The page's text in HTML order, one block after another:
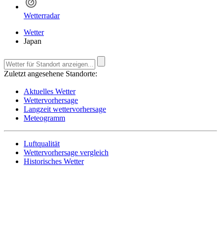
Wetterradar
Wetter
Japan
Zuletzt angesehene Standorte:
Aktuelles Wetter
Wettervorhersage
Langzeit wettervorhersage
Meteogramm
Luftqualität
Wettervorhersage vergleich
Historisches Wetter